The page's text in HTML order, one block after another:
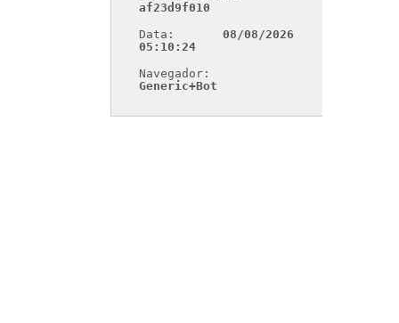
af23d9f010
Data:
08/08/2026
05:10:24
Generic+Bot